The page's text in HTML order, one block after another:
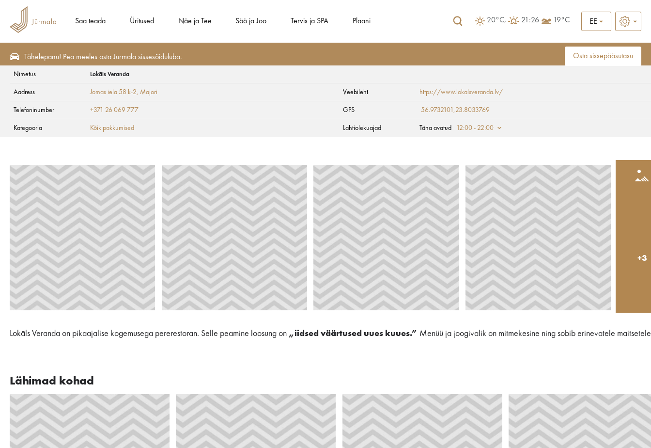
Saa teada Üritused Näe ja Tee Söö ja Joo Tervis ja SPA Plaani 20°C, 21:26 19°C EE
Tähelepanu! Pea meeles osta Jurmala sissesõiduluba. Osta sissepääsutasu
Lokāls Veranda
Nimetus Lokāls Veranda
Aadress Jomas iela 58 k-2, Majori Veebileht https://www.lokalsveranda.lv/
Telefoninumber +371 26 069 777 GPS 56.9732101,23.8033769
Kategooria Kõik pakkumised Lahtiolekuajad Täna avatud 12:00 - 22:00
+3
Lokāls Veranda on pikaajalise kogemusega pererestoran. Selle peamine loosung on „iidsed väärtused uues kuues.” Menüü ja joogivalik on mitmekesine ning sobib erinevatele
Lähimad kohad